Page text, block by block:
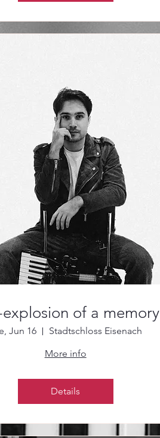
explosion of a memory
Jun 16
Stadtschloss Eisenach
More info
Details